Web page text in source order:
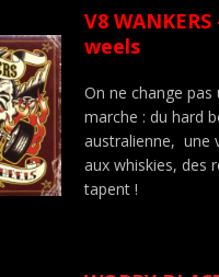
V8
weels
On ne change pas
marche : du hard
australienne, une
aux whiskies, des
tapent !